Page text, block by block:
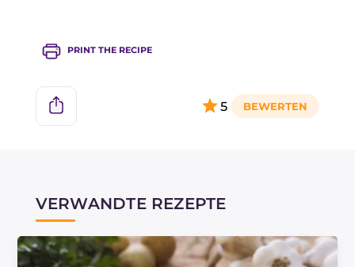
PRINT THE RECIPE
5
VERWANDTE REZEPTE